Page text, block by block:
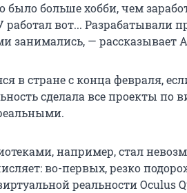
было больше хобби, чем
работал вот... Разрабатывали
занимались, — рассказывает
в стране с конца февраля,
сделала все проекты по
например, стал
во-первых, резко
реальности Oculus